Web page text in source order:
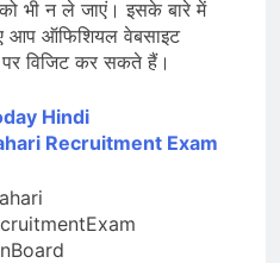
भी न ले जाएं। इसके बारे में
आप ऑफिशियल वेबसाइट
विजिट कर सकते हैं।
Hindi
Recruitment Exam